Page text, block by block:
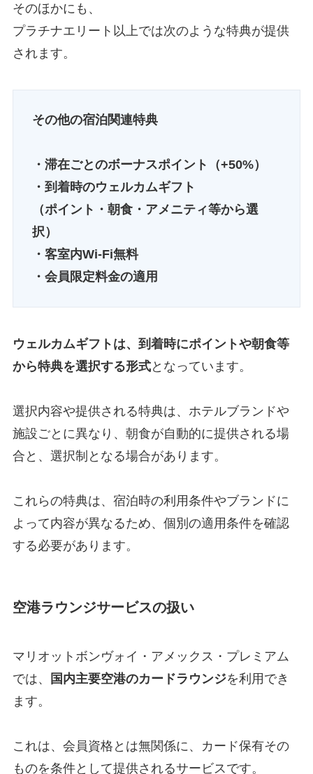
そのほかにも、
プラチナエリート以上では次のような特典が提供
されます。
その他の宿泊関連特典
・滞在ごとのボーナスポイント（+50%）
・到着時のウェルカムギフト
（ポイント・朝食・アメニティ等から選
択）
・客室内Wi-Fi無料
・会員限定料金の適用
ウェルカムギフトは、到着時にポイントや朝食等
から特典を選択する形式となっています。
選択内容や提供される特典は、ホテルブランドや
施設ごとに異なり、朝食が自動的に提供される場
合と、選択制となる場合があります。
これらの特典は、宿泊時の利用条件やブランドに
よって内容が異なるため、個別の適用条件を確認
する必要があります。
空港ラウンジサービスの扱い
マリオットボンヴォイ・アメックス・プレミアム
では、
国内主要空港のカードラウンジを利用でき
ます。
これは、会員資格とは無関係に、カード保有その
ものを条件として提供されるサービスです。